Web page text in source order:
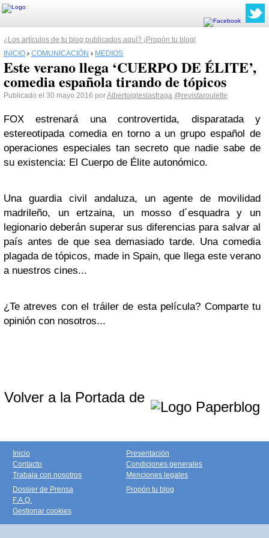
¿Los artículos de tu blog publicados aquí? ¡Propón tu blog!
INICIO › COMUNICACIÓN › MEDIOS
Este verano llega ‘CUERPO DE ÉLITE’,
comedia española tirando de tópicos
Publicado el 30 mayo 2016 porAlbertoiglesiasfraga @revistaroulette
FOX estrenará una controvertida, disparatada y
estereotipada comedia en torno a un grupo español de
operaciones especiales tan secreto que nadie sabe de
su existencia: El Cuerpo de Élite autonómico.
Una guardia civil andaluza, un agente de movilidad
madrileño, un ertzaina, un mosso d´esquadra y un
legionario deberán superar sus diferencias para salvar al
país antes de que sea demasiado tarde. Una comedia
plagada de tópicos, made in Spain, que llega este verano
a nuestros cines...
¿Te atreves con el tráiler de esta película? Comparte tu
opinión con nosotros...
Volver a la Portada de
Inicio
Contacto
Trabaja con nosotros
Presentación
Condiciones generales
Menciones legales
Dossier de Prensa
F.A.Q.
Gestionar cookies
Propón tu blog